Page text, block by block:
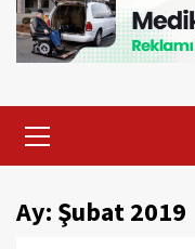
Menu
Ay: Şubat 2019